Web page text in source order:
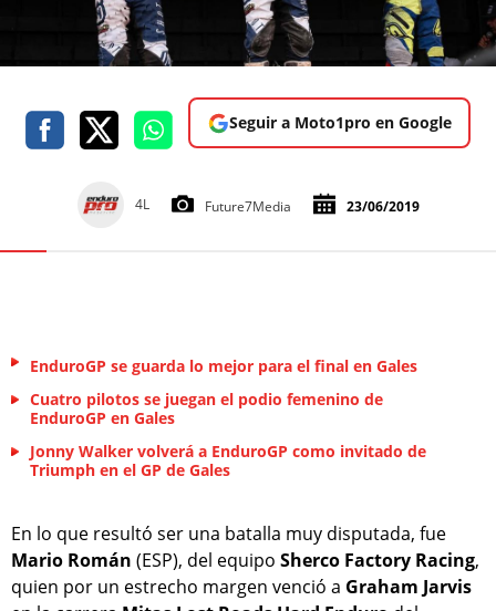
Seguir a Moto1pro en Google
4L Future7Media 23/06/2019
EnduroGP se guarda lo mejor para el final en Gales
Cuatro pilotos se juegan el podio femenino de
EnduroGP en Gales
Jonny Walker volverá a EnduroGP como invitado de
Triumph en el GP de Gales
En lo que resultó ser una batalla muy disputada, fue
Mario Román (ESP), del equipo Sherco Factory Racing,
quien por un estrecho margen venció a Graham Jarvis